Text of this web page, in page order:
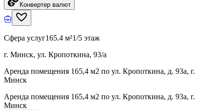
Конвертер валют
Сфера услуг165.4 м²1/5 этаж
г. Минск, ул. Кропоткина, 93/а
Аренда помещения 165,4 м2 по ул. Кропоткина, д. 93а, г.
Минск
Аренда помещения 165,4 м2 по ул. Кропоткина, д. 93а, г.
Минск